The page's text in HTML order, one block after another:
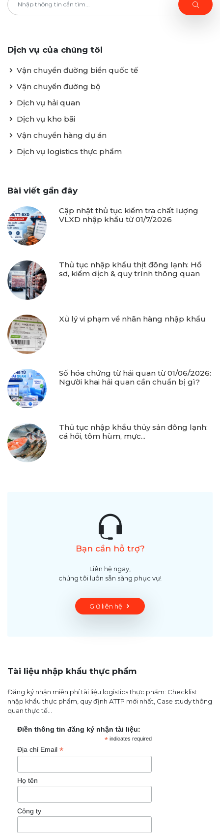
Dịch vụ của chúng tôi
Vận chuyển đường biển quốc tế
Vận chuyển đường bộ
Dịch vụ hải quan
Dịch vụ kho bãi
Vận chuyển hàng dự án
Dịch vụ logistics thực phẩm
Bài viết gần đây
Cập nhật thủ tục kiểm tra chất lượng
VLXD nhập khẩu từ 01/7/2026
Thủ tục nhập khẩu thịt đông lạnh: Hồ
sơ, kiểm dịch & quy trình thông quan
Xử lý vi phạm về nhãn hàng nhập khẩu
Số hóa chứng từ hải quan từ 01/06/2026:
Người khai hải quan cần chuẩn bị gì?
Thủ tục nhập khẩu thủy sản đông lạnh:
cá hồi, tôm hùm, mực...
Bạn cần hỗ trợ?
Liên hệ ngay,
chúng tôi luôn sẵn sàng phục vụ!
Giữ liên hệ
Tài liệu nhập khẩu thực phẩm
Đăng ký nhận miễn phí tài liệu logistics thực phẩm: Checklist
nhập khẩu thực phẩm, quy định ATTP mới nhất, Case study thông
quan thực tế...
Điền thông tin đăng ký nhận tài liệu:
*indicates required
Địa chỉ Email *
Họ tên
Công ty